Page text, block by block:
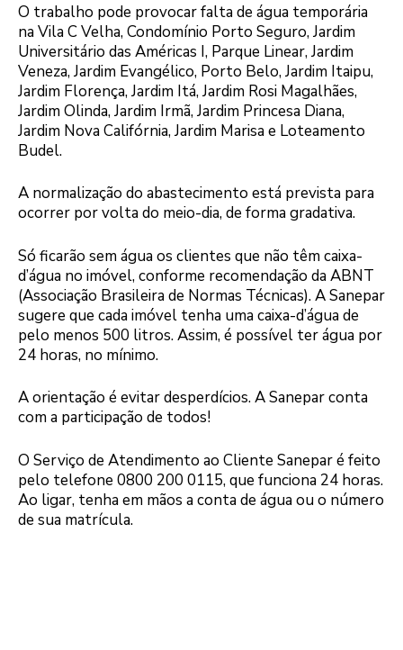
O trabalho pode provocar falta de água temporária
na Vila C Velha, Condomínio Porto Seguro, Jardim
Universitário das Américas I, Parque Linear, Jardim
Veneza, Jardim Evangélico, Porto Belo, Jardim Itaipu,
Jardim Florença, Jardim Itá, Jardim Rosi Magalhães,
Jardim Olinda, Jardim Irmã, Jardim Princesa Diana,
Jardim Nova Califórnia, Jardim Marisa e Loteamento
Budel.
A normalização do abastecimento está prevista para
ocorrer por volta do meio-dia, de forma gradativa.
Só ficarão sem água os clientes que não têm caixa-
d’água no imóvel, conforme recomendação da ABNT
(Associação Brasileira de Normas Técnicas). A Sanepar
sugere que cada imóvel tenha uma caixa-d’água de
pelo menos 500 litros. Assim, é possível ter água por
24 horas, no mínimo.
A orientação é evitar desperdícios. A Sanepar conta
com a participação de todos!
O Serviço de Atendimento ao Cliente Sanepar é feito
pelo telefone 0800 200 0115, que funciona 24 horas.
Ao ligar, tenha em mãos a conta de água ou o número
de sua matrícula.